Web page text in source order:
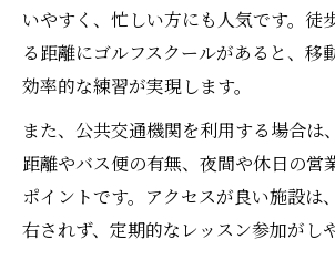
いやすく、忙しい方にも人気です。徒
る距離にゴルフスクールがあると、移
効率的な練習が実現します。
また、公共交通機関を利用する場合は
距離やバス便の有無、夜間や休日の営
ポイントです。アクセスが良い施設は
右されず、定期的なレッスン参加がし